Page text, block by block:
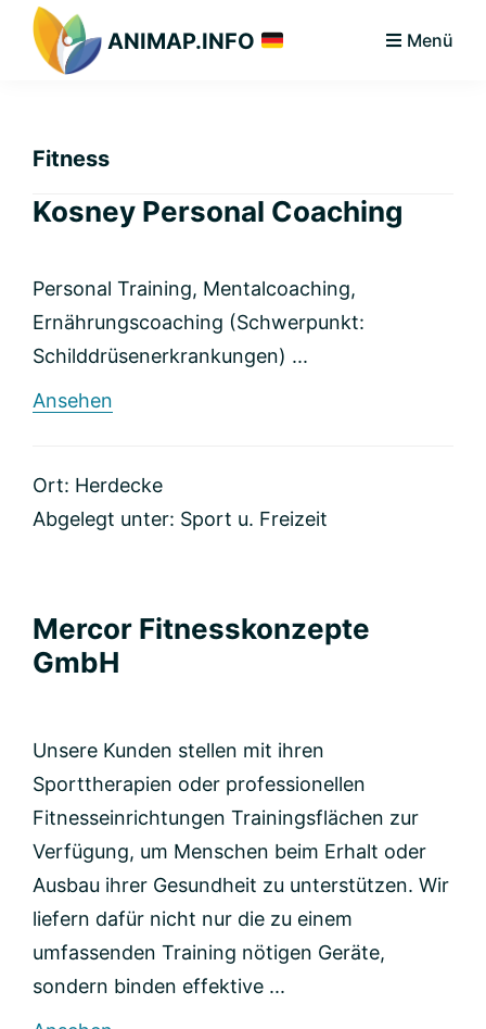
Hauptnavigation
Zum
Hauptinhalt
primären
ANIMAP.INFO
Das
Menü
Fitness
Kosney Personal Coaching
Personal Training, Mentalcoaching,
Ernährungscoaching (Schwerpunkt:
Schilddrüsenerkrankungen) ...
Ansehen
Ort: Herdecke
Abgelegt unter: Sport u. Freizeit
Mercor Fitnesskonzepte
GmbH
Unsere Kunden stellen mit ihren
Sporttherapien oder professionellen
Fitnesseinrichtungen Trainingsflächen zur
Verfügung, um Menschen beim Erhalt oder
Ausbau ihrer Gesundheit zu unterstützen. Wir
liefern dafür nicht nur die zu einem
umfassenden Training nötigen Geräte,
sondern binden effektive ...